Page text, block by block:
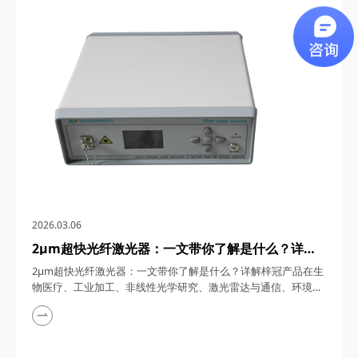
通信、5G/6G通信与雷达系统、光学相干层析成像（OCT）、光
学测量与传感以及太赫兹研究与超快激光等多个领域展现出非凡
的应用潜力。今天，四川梓冠光电...
2026.03.06
2μm超快光纤激光器：一文带你了解是什么？详解
梓冠产品在生物医疗、工业加工、非线性光学研究、
激光雷达与通信、环境监测等领域的实际应用
2μm超快光纤激光器：一文带你了解是什么？详解梓冠产品在生
物医疗、工业加工、非线性光学研究、激光雷达与通信、环境监
测等领域的实际应用 超快光纤激光器凭借其高功率、短脉冲、
宽调谐范围等特性，在激光技术迅猛发展的今天，成为科研与工